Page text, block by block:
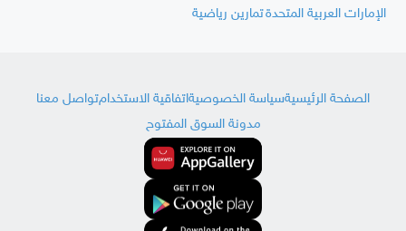
الإمارات العربية المتحدةتمارين رياضية
الصفحة الرئيسيةسياسة الخصوصيةاتفاقية الاستخدامتواصل معنا
مدونة السوق المفتوح